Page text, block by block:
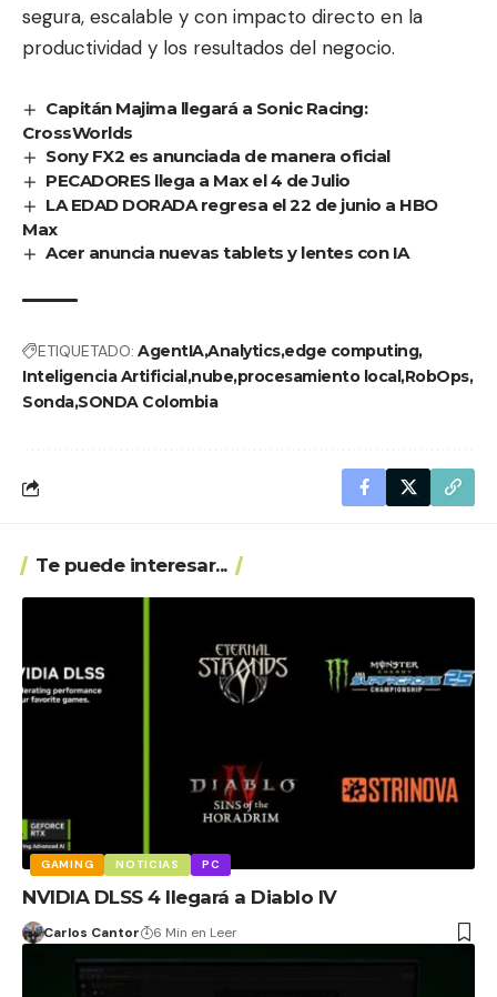
segura, escalable y con impacto directo en la
productividad y los resultados del negocio.
Capitán Majima llegará a Sonic Racing:
CrossWorlds
Sony FX2 es anunciada de manera oficial
PECADORES llega a Max el 4 de Julio
LA EDAD DORADA regresa el 22 de junio a HBO
Max
Acer anuncia nuevas tablets y lentes con IA
ETIQUETADO: AgentIAAnalyticsedge computing
Inteligencia Artificialnubeprocesamiento localRobOps
SondaSONDA Colombia
Te puede interesar...
GAMING NOTICIAS PC
NVIDIA DLSS 4 llegará a Diablo IV
Carlos Cantor 6 Min en Leer